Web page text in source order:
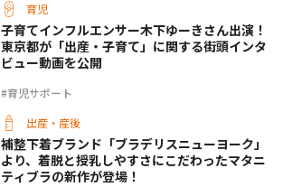
育児
#育児サポート
子育てインフルエンサー木下ゆーきさん出演！
東京都が「出産・子育て」に関する街頭インタ
ビュー動画を公開
出産・産後
補整下着ブランド「ブラデリスニューヨーク」
より、着脱と授乳しやすさにこだわったマタニ
ティブラの新作が登場！